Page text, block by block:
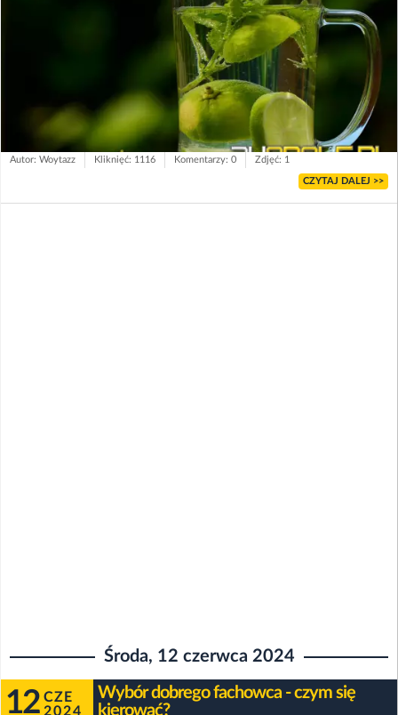
Autor: Woytazz Kliknięć: 1116 Komentarzy: 0 Zdjęć: 1
CZYTAJ DALEJ >>
Środa, 12 czerwca 2024
12 CZE
2024
Wybór dobrego fachowca - czym się
kierować?